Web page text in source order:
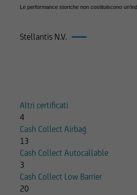
Le performance storiche non costituiscono
Stellantis N.V.
Altri certificati
4
Cash Collect Airbag
13
Cash Collect Autocallable
3
Cash Collect Low Barrier
20